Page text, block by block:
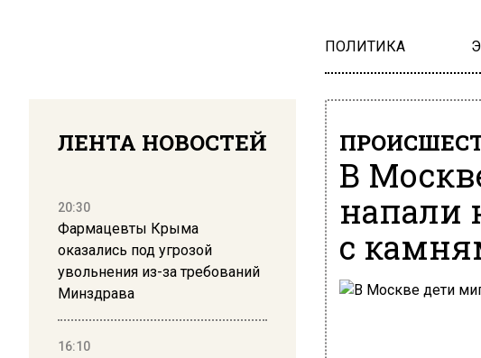
ПОЛИТИКА
ЛЕНТА НОВОСТЕЙ
20:30
Фармацевты Крыма
оказались под угрозой
увольнения из-за требований
Минздрава
16:10
В
напали
с